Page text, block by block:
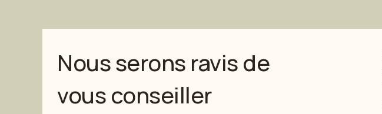
Nous serons ravis de
vous conseiller